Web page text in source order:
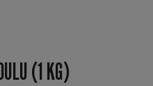
(1 KG)